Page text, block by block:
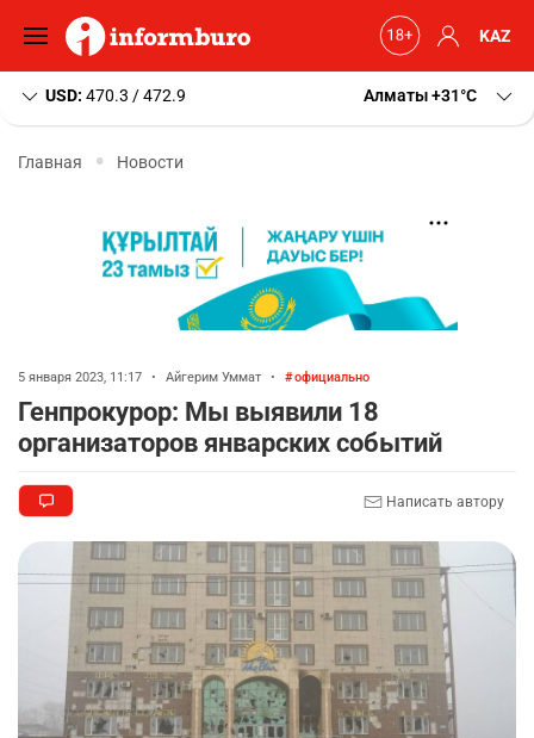
KAZ
USD: 470.3 / 472.9 Алматы+31 C
Главная Новости
5 января 2023, 11:17 • Айгерим Уммат • официально
Генпрокурор: Мы выявили 18
организаторов январских событий
Написать автору